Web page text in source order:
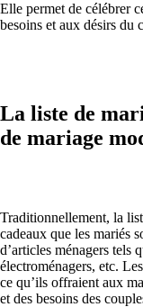
Elle permet de célébrer
besoins et aux désirs du
La liste de
de mariage
Traditionnellement, la
cadeaux que les mariés
d’articles ménagers tels
électroménagers, etc.
ce qu’ils offraient aux
et des besoins des